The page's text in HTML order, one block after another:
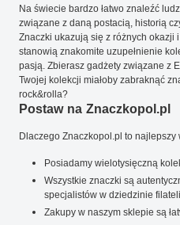
Na świecie bardzo łatwo znaleźć
związane z daną postacią, historią
Znaczki ukazują się z różnych okazji
stanowią znakomite uzupełnienie
pasją. Zbierasz gadżety związane z
Twojej kolekcji miałoby zabraknąć
rock&rolla?
Postaw na Znaczkopol.pl
Dlaczego Znaczkopol.pl to
Posiadamy wielotysięczną
Wszystkie znaczki są
specjalistów w dziedzinie
Zakupy w naszym sklepie są